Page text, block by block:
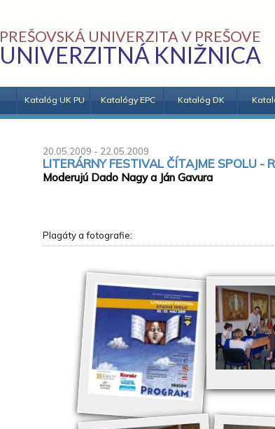
PREŠOVSKÁ UNIVERZITA V PREŠOVE
UNIVERZITNÁ KNIŽNICA
Katalóg UK PU Katalógy EPC Katalóg DK
20.05.2009 - 22.05.2009
LITERÁRNY FESTIVAL ČÍTAJME SPOLU -
Moderujú Dado Nagy a Ján Gavura
Plagáty a fotografie: